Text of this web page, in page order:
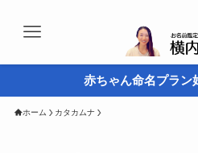
赤ちゃん命名プラン
ホーム カタカムナ